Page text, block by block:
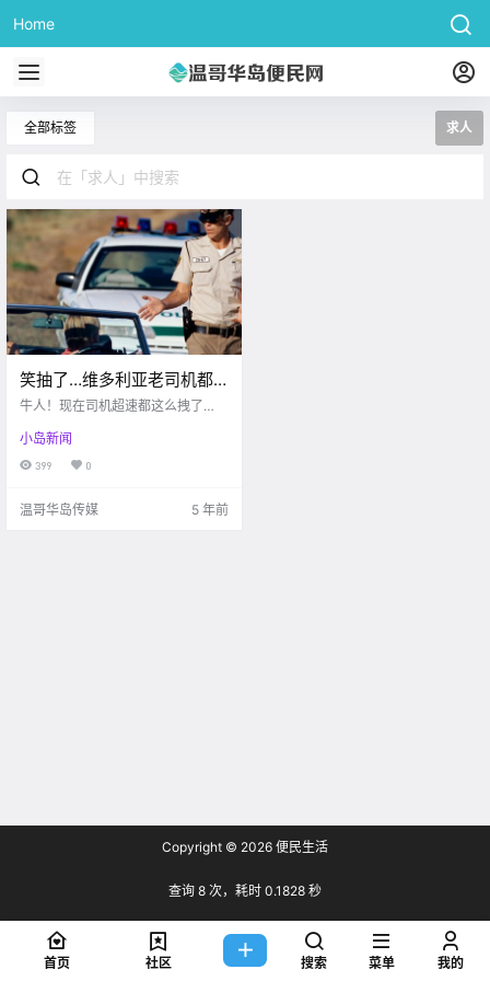
Home
全部标签 求人
笑抽了…维多利亚老司机都
是这么飙车求人的嘛？！
牛人！现在司机超速都这么拽了
室行窃！！“舞动维多利亚”全城征集
舞蹈视频啦，快来秀出你的舞姿
小岛新闻
399 0
温哥华岛传媒 5 年前
Copyright © 2026 便民生活
查询 8 次，耗时 0.1828 秒
首页 社区 搜索 菜单 我的